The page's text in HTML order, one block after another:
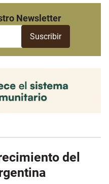
Newsletter
del